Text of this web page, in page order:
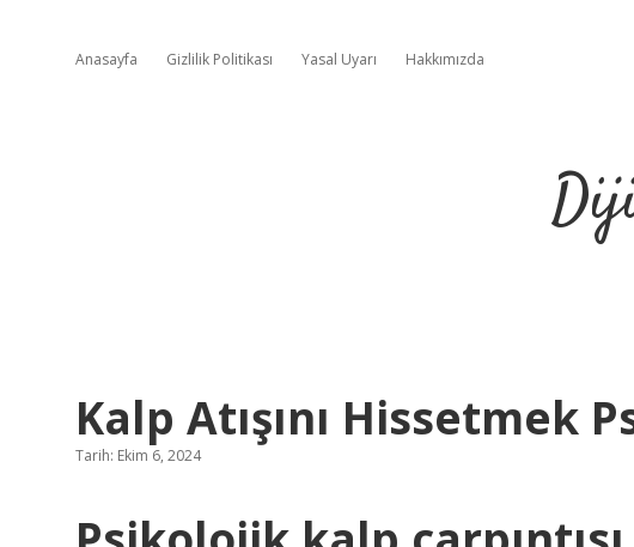
Anasayfa Gizlilik Politikası Yasal Uyarı Hakkımızda
Kalp Atışını Hissetmek
Tarih: Ekim 6, 2024